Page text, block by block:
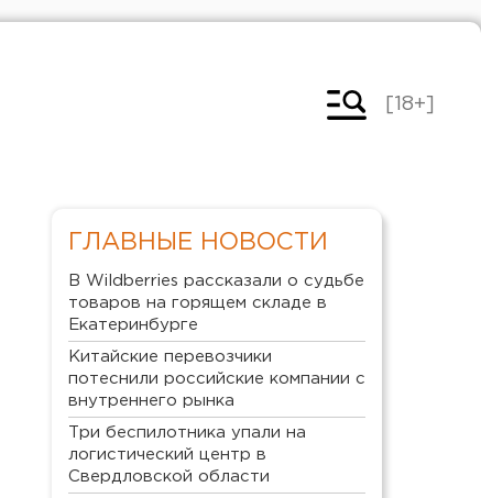
[18+]
ГЛАВНЫЕ НОВОСТИ
В Wildberries рассказали о судьбе
товаров на горящем складе в
Екатеринбурге
Китайские перевозчики
потеснили российские компании с
внутреннего рынка
Три беспилотника упали на
логистический центр в
Свердловской области